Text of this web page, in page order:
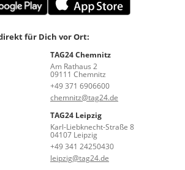
für Dich vor Ort:
TAG24 Chemnitz
Am Rathaus 2
09111 Chemnitz
+49 371 6906600
chemnitz@tag24.de
TAG24 Leipzig
Karl-Liebknecht-Straße 8
04107 Leipzig
+49 341 24250430
leipzig@tag24.de